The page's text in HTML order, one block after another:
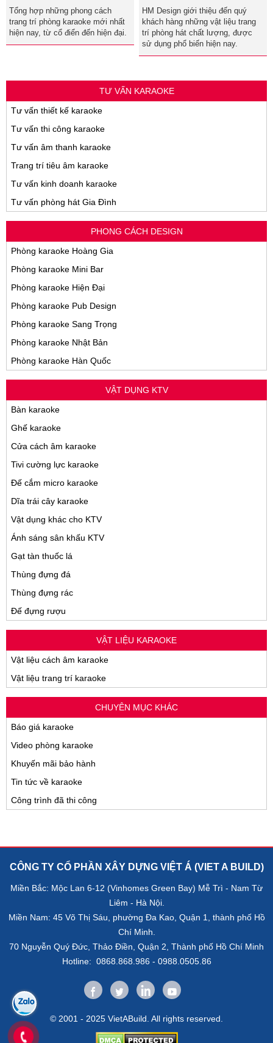
Tổng hợp những phong cách
trang trí phòng karaoke mới nhất
hiện nay, từ cổ điển đến hiện đại.
HM Design giới thiệu đến quý
khách hàng những vật liệu trang
trí phòng hát chất lượng, được
sử dụng phổ biến hiện nay.
TƯ VẤN KARAOKE
Tư vấn thiết kế karaoke
Tư vấn thi công karaoke
Tư vấn âm thanh karaoke
Trang trí tiêu âm karaoke
Tư vấn kinh doanh karaoke
Tư vấn phòng hát Gia Đình
PHONG CÁCH DESIGN
Phòng karaoke Hoàng Gia
Phòng karaoke Mini Bar
Phòng karaoke Hiện Đại
Phòng karaoke Pub Design
Phòng karaoke Sang Trọng
Phòng karaoke Nhật Bản
Phòng karaoke Hàn Quốc
VẬT DỤNG KTV
Bàn karaoke
Ghế karaoke
Cửa cách âm karaoke
Tivi cường lực karaoke
Đế cắm micro karaoke
Dĩa trái cây karaoke
Vật dụng khác cho KTV
Ánh sáng sân khấu KTV
Gạt tàn thuốc lá
Thùng đựng đá
Thùng đựng rác
Đế đựng rượu
VẬT LIỆU KARAOKE
Vật liệu cách âm karaoke
Vật liệu trang trí karaoke
CHUYÊN MỤC KHÁC
Báo giá karaoke
Video phòng karaoke
Khuyến mãi bảo hành
Tin tức về karaoke
Công trình đã thi công
CÔNG TY CỔ PHẦN XÂY DỰNG VIỆT Á (VIET A BUILD)
Miền Bắc: Mộc Lan 6-12 (Vinhomes Green Bay) Mễ Trì - Nam Từ
Liêm - Hà Nội.
Miền Nam: 45 Võ Thị Sáu, phường Đa Kao, Quận 1, thành phố Hồ
Chí Minh.
70 Nguyễn Quý Đức, Thảo Điền, Quận 2, Thành phố Hồ Chí Minh
Hotline: 0868.868.986 - 0988.0505.86
© 2001 - 2025 VietABuild. All rights reserved.